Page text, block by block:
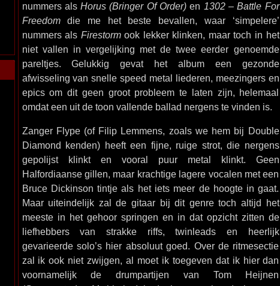
nummers alsHorus (Bringer Of Order) en 1302 – Battle For
Freedomdie me het beste bevallen, waar ‘simpelere’
nummers als Firestormook lekker klinken, maar toch in het
niet vallen in vergelijking met de twee eerder genoemde
pareltjes. Gelukkig gevat het album een gezonde
afwisseling van snelle speed metal liederen, meezingers en
epics om dit geen groot probleem te laten zijn, helemaal
omdat een uit de toon vallende ballad nergens te vinden is.
Zanger Flype (of Filip Lemmens, zoals we hem bij Double
Diamond kenden) heeft een fijne, ruige strot, die nergens
gepolijst klinkt en vooral puur metal klinkt. Geen
Halfordiaanse gillen, maar krachtige lagere vocalen met een
Bruce Dickinson tintje als het iets meer de hoogte in gaat.
Maar uiteindelijk zal de gitaar bij dit genre toch altijd het
meeste in het gehoor springen en in dat opzicht zitten de
liefhebbers van strakke riffs, twinleads en heerlijk
gevarieerde solo’s hier absoluut goed. Over de ritmesectie
zal ik ook niet zwijgen, al moet ik toegeven dat ik hier dan
voornamelijk de drumpartijen van Tom Heijnen